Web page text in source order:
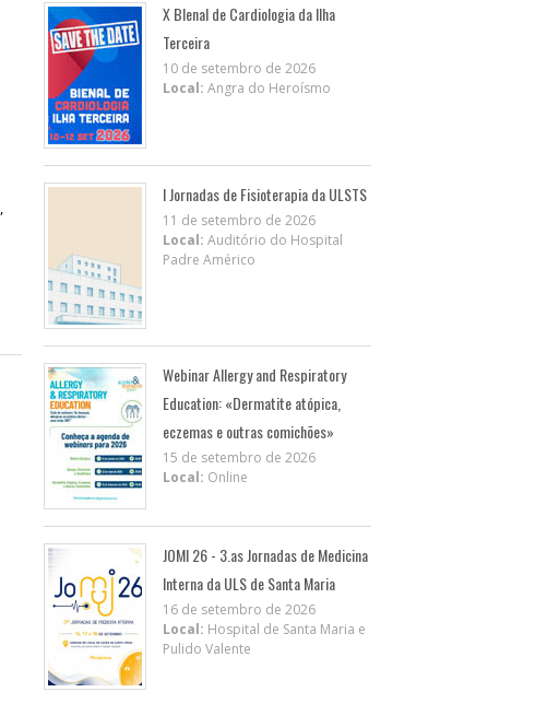
X BIenal de Cardiologia da Ilha
Terceira
10 de setembro de 2026
Local: Angra do Heroísmo
I Jornadas de Fisioterapia da ULSTS
11 de setembro de 2026
Local: Auditório do Hospital
Padre Américo
Webinar Allergy and Respiratory
Education: «Dermatite atópica,
eczemas e outras comichões»
15 de setembro de 2026
Local: Online
JOMI 26 - 3.as Jornadas de Medicina
Interna da ULS de Santa Maria
16 de setembro de 2026
Local: Hospital de Santa Maria e
Pulido Valente